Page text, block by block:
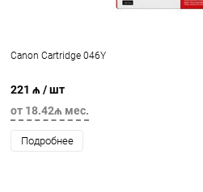
Canon Cartridge 046Y
221 ₼ / шт
от 18.42₼ мес.
Подробнее